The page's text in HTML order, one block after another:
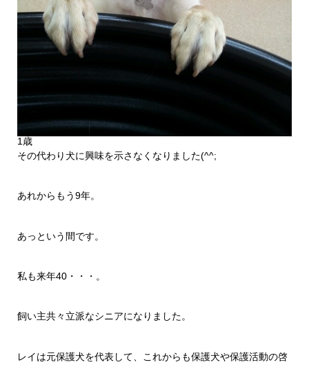
1歳
その代わり犬に興味を示さなくなりました(^^;
あれからもう9年。
あっという間です。
私も来年40・・・。
飼い主共々立派なシニアになりました。
レイは元保護犬を代表して、これからも保護犬や保護活動の啓